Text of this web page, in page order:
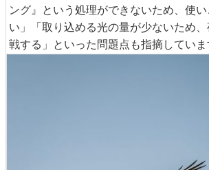
ング』という処理ができないため、使
い」「取り込める光の量が少ないため
戦する」といった問題点も指摘していま